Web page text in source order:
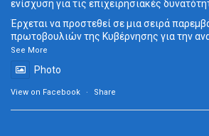
ενίσχυση για τις επιχειρησιακές
Έρχεται να προστεθεί σε μια σειρά
πρωτοβουλιών της Κυβέρνησης για την
See More
Photo
View on Facebook · Share